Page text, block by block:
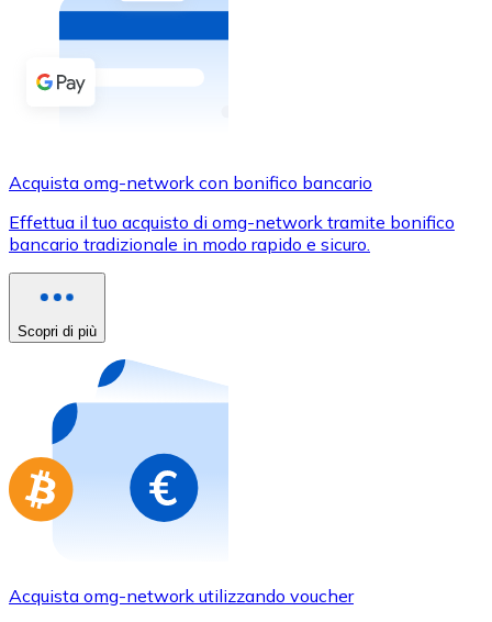
Bonifico SEPA
Aggiungi fondi al tuo conto Bitnovo o fai acquisti
Carta di credito / debito
Usa le carte Visa e Mastercard per acquistare
Acquista con carta
Negozio - Carte regalo
Nuovo
Acquista gift card dei tuoi marchi preferiti con
Vai al negozio di carte regalo
Acquista omg-network con bonifico bancario
Effettua il tuo acquisto di omg-network tramite bonifico
bancario tradizionale in modo rapido e sicuro.
Scopri di più
Acquista omg-network utilizzando voucher